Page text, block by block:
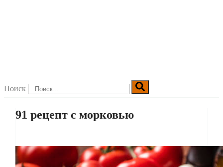
Поиск
91 рецепт с морковью